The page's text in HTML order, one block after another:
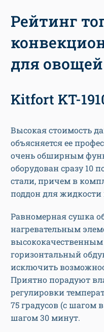
Рейтинг
для
Kitfort KT-
Высокая стоимость
объясняется ее
очень обширным
оборудован сразу 10
стали, причем в
поддон для жидкости
Равномерная сушка
нагревательным
горизонтальный
исключить
Приятно порадуют
регулировки
75 градусов (с шагом
шагом 30 минут.